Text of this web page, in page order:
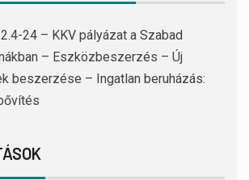
24 – KKV pályázat a Szabad
– Eszközbeszerzés – Új
beszerzése – Ingatlan beruházás: